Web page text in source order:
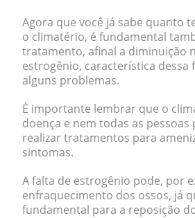
Agora que você já sabe quanto
o climatério, é fundamental
tratamento, afinal a diminuição
estrogênio, característica dessa
alguns problemas.
É importante lembrar que o
doença e nem todas as pessoas
realizar tratamentos para
sintomas.
Afalta de estrogênio pode, por
enfraquecimento dos ossos, já
fundamental para a reposição